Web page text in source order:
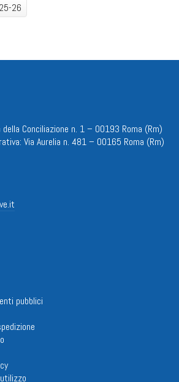
26
della Conciliazione n. 1 – 00193 Roma (Rm)
Via Aurelia n. 481 – 00165 Roma (Rm)
pubblici